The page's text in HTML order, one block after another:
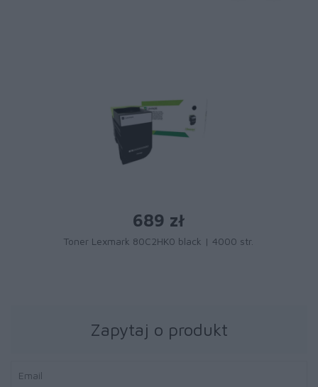
689 zł
Toner Lexmark 80C2HK0 black | 4000 str.
Zapytaj o produkt